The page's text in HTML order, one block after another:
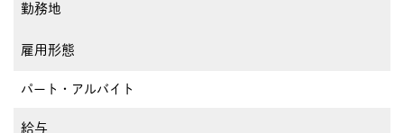
勤務地
雇用形態
パート・アルバイト
給与